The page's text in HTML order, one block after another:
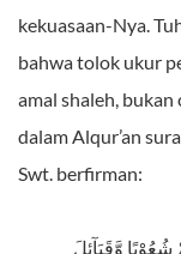
kekuasaan-Nya.
bahwa tolok ukur
amal shaleh,
dalam Alqur’an
Swt. berfirman:
شُعُوْبًا وَّقَبَآئِلَ